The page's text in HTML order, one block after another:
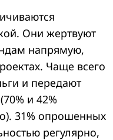
Они жертвуют
напрямую,
Чаще всего
и передают
и 42%
31% опрошенных
регулярно,